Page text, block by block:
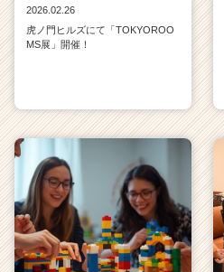
2026.02.26
虎ノ門ヒルズにて「TOKYOROO
MS展」開催！